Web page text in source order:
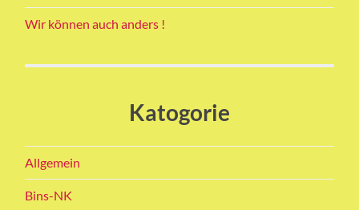
Wir können auch anders !
Katogorie
Allgemein
Bins-NK